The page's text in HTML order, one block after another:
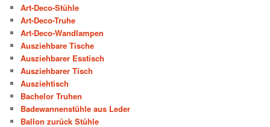
Art-Deco-Stühle
Art-Deco-Truhe
Art-Deco-Wandlampen
Ausziehbare Tische
Ausziehbarer Esstisch
Ausziehbarer Tisch
Ausziehtisch
Bachelor Truhen
Badewannenstühle aus Leder
Ballon zurück Stühle